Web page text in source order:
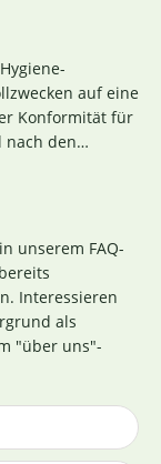
auf eine
nach den
Verordnung EG
Das aktuelle
für uns
Auswahl
nach GMP-
Losgelöst von
ohne
der
Kapseln und
unserem FAQ-
Interessieren
als
"über uns"-